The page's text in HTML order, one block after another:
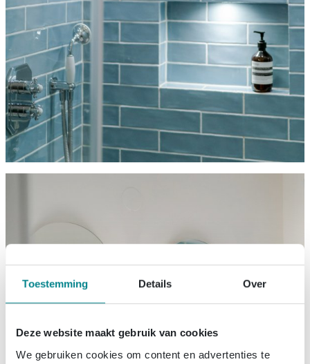
Toestemming Details Over
Deze website maakt gebruik van cookies
We gebruiken cookies om content en advertenties te